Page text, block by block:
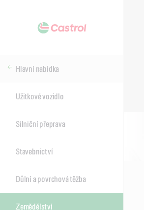
Hlavní nabídka
Užitkové vozidlo
Silniční přeprava
Stavebnictví
Důlní a povrchová těžba
Zemědělství